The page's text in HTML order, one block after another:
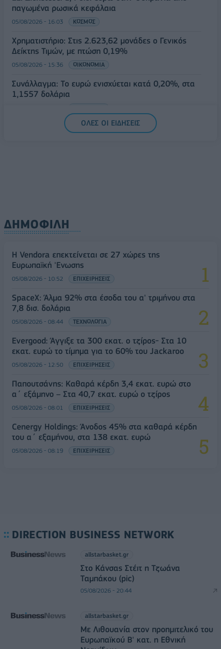
παγωμένα ρωσικά κεφάλαια
05/08/2026 - 16:03 ΚΟΣΜΟΣ
Χρηματιστήριο: Στις 2.623,62 μονάδες ο Γενικός
Δείκτης Τιμών, με πτώση 0,19%
05/08/2026 - 15:36 ΟΙΚΟΝΟΜΙΑ
Συνάλλαγμα: Το ευρώ ενισχύεται κατά 0,20%, στα
1,1557 δολάρια
ΟΛΕΣ ΟΙ ΕΙΔΗΣΕΙΣ
ΔΗΜΟΦΙΛΗ
Η Vendora επεκτείνεται σε 27 χώρες της
Ευρωπαϊκή 'Ενωσης
05/08/2026 - 10:52 ΕΠΙΧΕΙΡΗΣΕΙΣ
SpaceX: Άλμα 92% στα έσοδα του α' τριμήνου στα
7,8 δισ. δολάρια
05/08/2026 - 08:44 ΤΕΧΝΟΛΟΓΙΑ
Evergood: Άγγιξε τα 300 εκατ. ο τζίρος- Στα 10
εκατ. ευρώ το τίμημα για το 60% του Jackaroo
05/08/2026 - 12:50 ΕΠΙΧΕΙΡΗΣΕΙΣ
Παπουτσάνης: Καθαρά κέρδη 3,4 εκατ. ευρώ στο
α΄ εξάμηνο – Στα 40,7 εκατ. ευρώ ο τζίρος
05/08/2026 - 08:01 ΕΠΙΧΕΙΡΗΣΕΙΣ
Cenergy Holdings: Άνοδος 45% στα καθαρά κέρδη
του α΄ εξαμήνου, στα 138 εκατ. ευρώ
05/08/2026 - 08:19 ΕΠΙΧΕΙΡΗΣΕΙΣ
DIRECTION BUSINESS NETWORK
allstarbasket.gr
Στο Κάνσας Στέιτ η Τζωάνα
Ταμπάκου (pic)
05/08/2026 - 20:44
allstarbasket.gr
Με Λιθουανία στον προημιτελικό του
Ευρωπαϊκού Β' κατ. η Εθνική